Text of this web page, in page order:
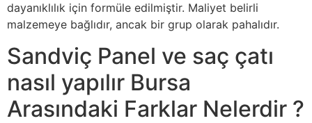
dayanıklılık için formüle edilmiştir. Maliyet belirli
malzemeye bağlıdır, ancak bir grup olarak pahalıdır.
Sandviç Panel ve saç çatı
nasıl yapılır Bursa
Arasındaki Farklar Nelerdir ?